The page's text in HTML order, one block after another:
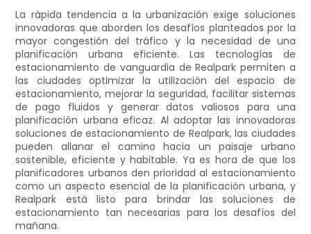
La rápida tendencia a la urbanización exige soluciones
innovadoras que aborden los desafíos planteados por la
mayor congestión del tráfico y la necesidad de una
planificación urbana eficiente. Las tecnologías de
estacionamiento de vanguardia de Realpark permiten a
las ciudades optimizar la utilización del espacio de
estacionamiento, mejorar la seguridad, facilitar sistemas
de pago fluidos y generar datos valiosos para una
planificación urbana eficaz. Al adoptar las innovadoras
soluciones de estacionamiento de Realpark, las ciudades
pueden allanar el camino hacia un paisaje urbano
sostenible, eficiente y habitable. Ya es hora de que los
planificadores urbanos den prioridad al estacionamiento
como un aspecto esencial de la planificación urbana, y
Realpark está listo para brindar las soluciones de
estacionamiento tan necesarias para los desafíos del
mañana.